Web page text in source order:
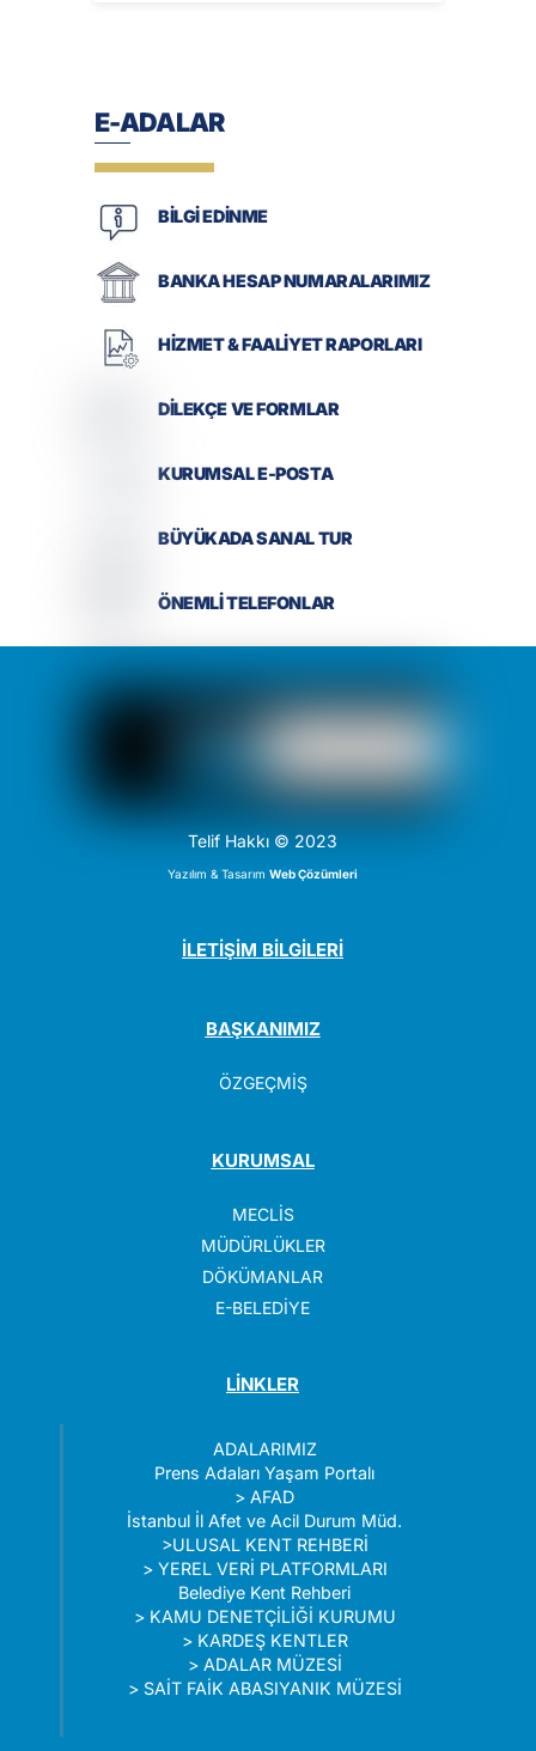
E-ADALAR
BİLGİ EDİNME
BANKA HESAP NUMARALARIMIZ
HİZMET & FAALİYET RAPORLARI
DİLEKÇE VE FORMLAR
KURUMSAL E-POSTA
BÜYÜKADA SANAL TUR
ÖNEMLİ TELEFONLAR
Telif Hakkı © 2023
Yazılım & TasarımWeb Çözümleri
İLETİŞİM BİLGİLERİ
BAŞKANIMIZ
ÖZGEÇMİŞ
KURUMSAL
MECLİS
MÜDÜRLÜKLER
DÖKÜMANLAR
E-BELEDİYE
LİNKLER
ADALARIMIZ
Prens Adaları Yaşam Portalı
>AFAD
İstanbul İl Afet ve Acil Durum Müd.
>ULUSAL KENT REHBERİ
> YEREL VERİ PLATFORMLARI
Belediye Kent Rehberi
> KAMU DENETÇİLİĞİ KURUMU
> KARDEŞ KENTLER
> ADALAR MÜZESİ
> SAİT FAİK ABASIYANIK MÜZESİ